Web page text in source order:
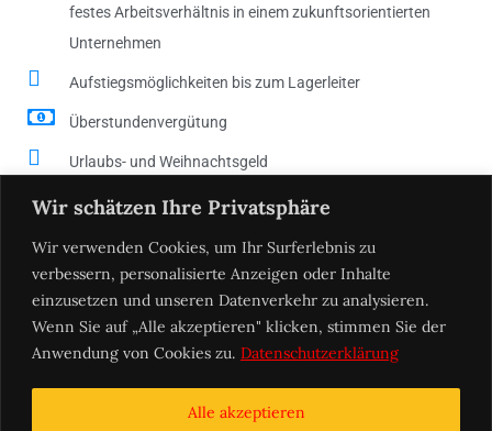
Wir schätzen Ihre Privatsphäre
Wir verwenden Cookies, um Ihr Surferlebnis zu
verbessern, personalisierte Anzeigen oder Inhalte
einzusetzen und unseren Datenverkehr zu analysieren.
Wenn Sie auf „Alle akzeptieren" klicken, stimmen Sie der
Anwendung von Cookies zu. Datenschutzerklärung
Alle akzeptieren
festes Arbeitsverhältnis in einem zukunftsorientierten
Unternehmen
Aufstiegsmöglichkeiten bis zum Lagerleiter
Überstundenvergütung
Urlaubs- und Weihnachtsgeld
Betriebliche Altersvorsorge nach 2 Jahren
JETZT BEWERBEN